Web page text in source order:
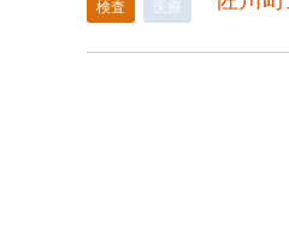
検査
医療